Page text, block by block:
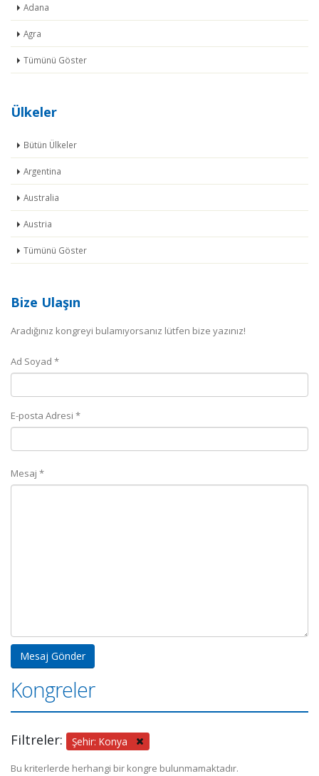
Adana
Agra
Tümünü Göster
Ülkeler
Bütün Ülkeler
Argentina
Australia
Austria
Tümünü Göster
Bize Ulaşın
Aradığınız kongreyi bulamıyorsanız lütfen bize yazınız!
Ad Soyad *
E-posta Adresi *
Mesaj *
Kongreler
Filtreler: Şehir: Konya
Bu kriterlerde herhangi bir kongre bulunmamaktadır.